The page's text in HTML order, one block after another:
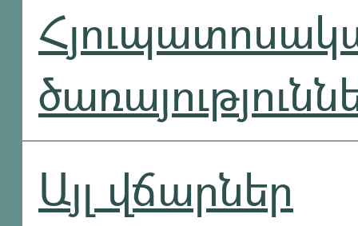
Այլ վճարներ